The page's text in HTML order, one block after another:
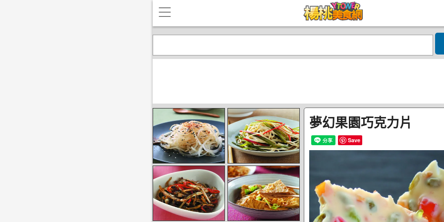
夢幻果園巧克力片
Save